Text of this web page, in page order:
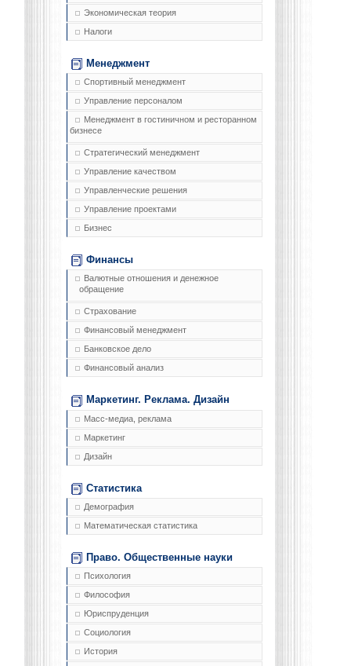
Экономическая теория
Налоги
Менеджмент
Спортивный менеджмент
Управление персоналом
Менеджмент в гостиничном и ресторанном
бизнесе
Стратегический менеджмент
Управление качеством
Управленческие решения
Управление проектами
Бизнес
Финансы
Валютные отношения и денежное
обращение
Страхование
Финансовый менеджмент
Банковское дело
Финансовый анализ
Маркетинг. Реклама. Дизайн
Масс-медиа, реклама
Маркетинг
Дизайн
Статистика
Демография
Математическая статистика
Право. Общественные науки
Психология
Философия
Юриспруденция
Социология
История